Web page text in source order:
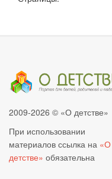
2009-2026 © «О детстве»
При использовании
материалов ссылка на «О
детстве» обязательна